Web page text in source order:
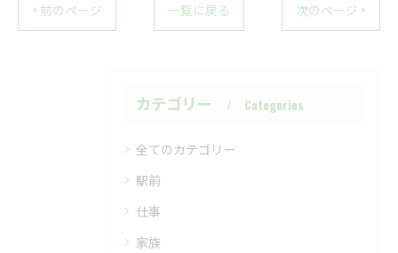
< 前のページ 一覧に戻る 次のページ >
カテゴリー Categories
全てのカテゴリー
駅前
仕事
家族